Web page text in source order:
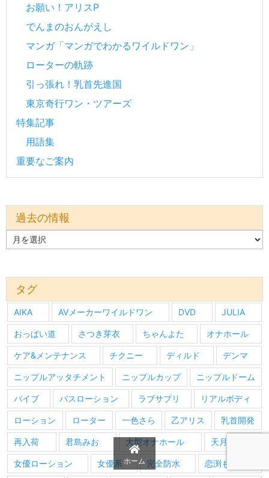
お願い！アリスP
でんまのおんがえし
マンガ「マンガでわかるワイルドワン」
ローターの軌跡
引っ張れ！乳首先進国
東京奇行ワン・ツアーズ
特集記事
用語集
重要なご案内
過去の情報
去
タグ
AIKA AVメーカーワイルドワン DVD JULIA
おっぱい道 さつき芽衣 ちゃんよた オナホール
ケア&メンテナンス チクニー ディルド デンマ
ニップルアッタチメント ニップルカップ ニップルドーム
バイブ バスローション ラブサプリ リアルボディ
ローション ローター 一色さら 乙アリス 乳首開発
再入荷 君島みお 大型オナホール 天月あず
女優ローション 女優系 完全防水 恋渕ももな
ホーム